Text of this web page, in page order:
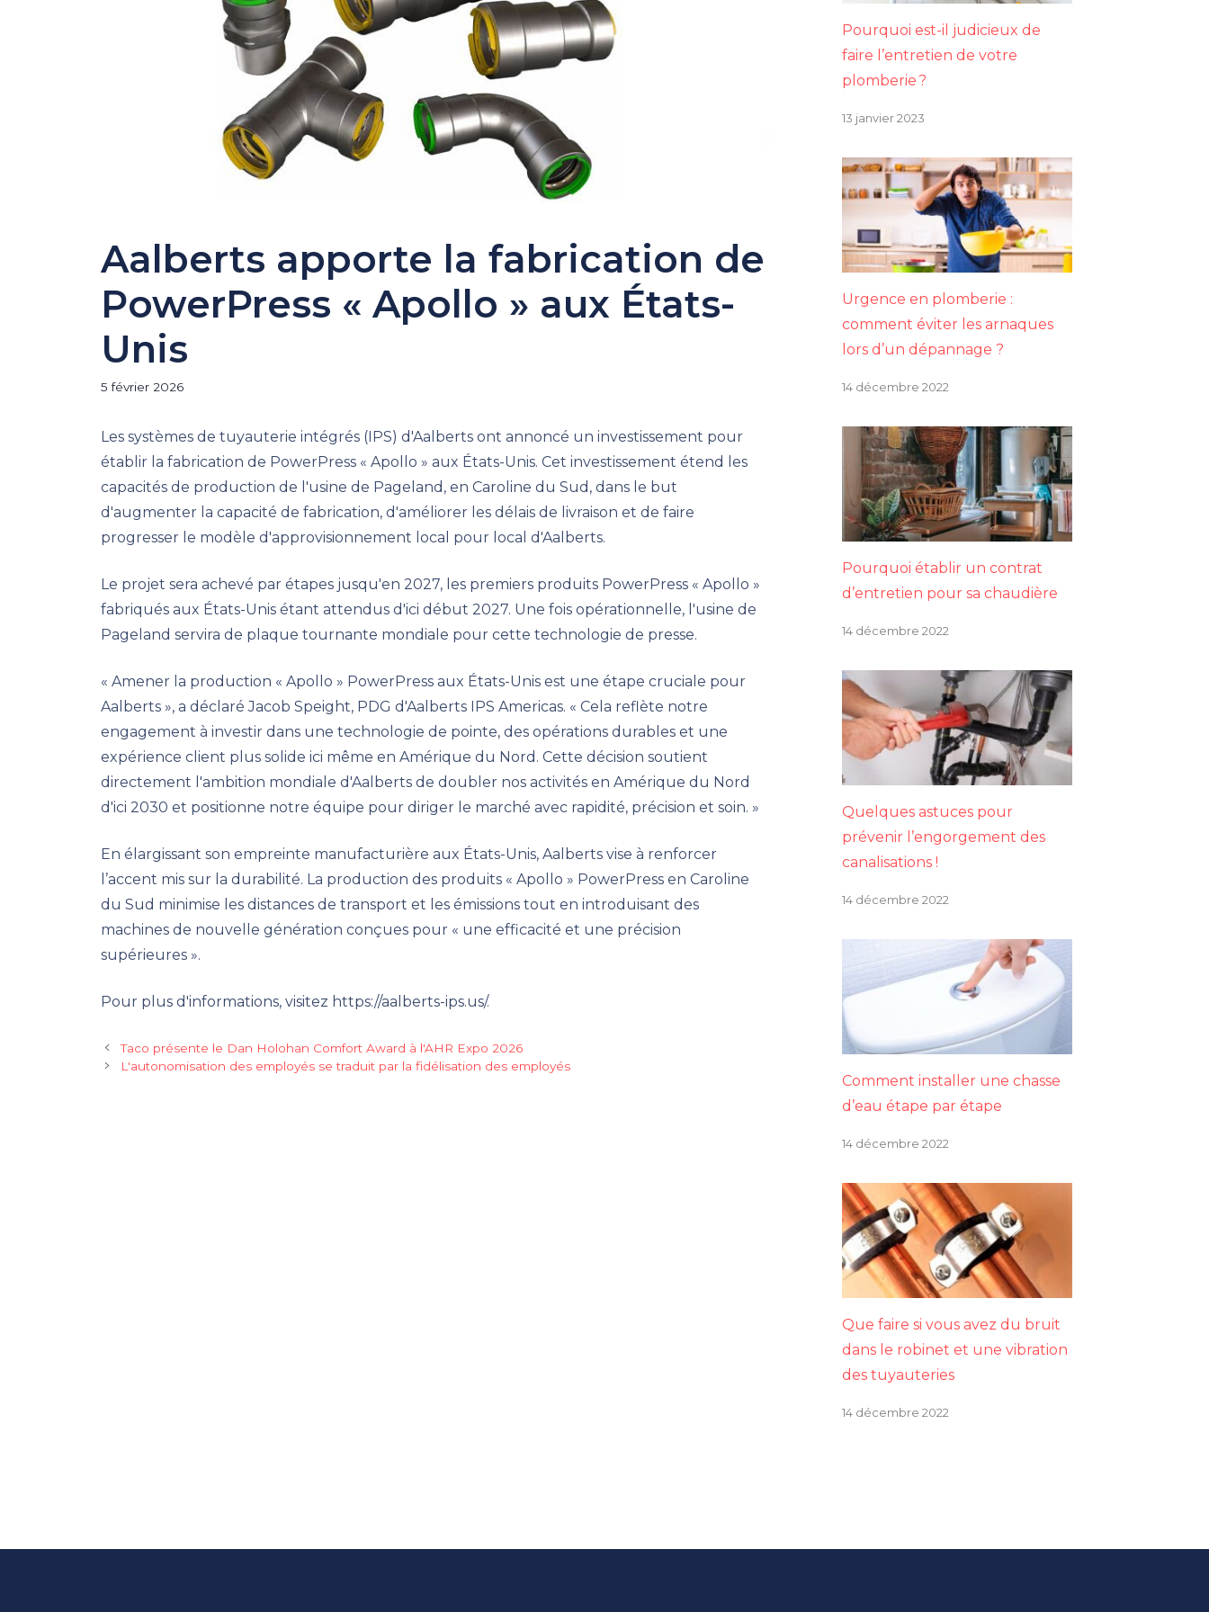
Aalberts apporte la fabrication de
PowerPress « Apollo » aux États-
Unis
5 février 2026
Les systèmes de tuyauterie intégrés (IPS) d'Aalberts ont annoncé un investissement pour
établir la fabrication de PowerPress « Apollo » aux États-Unis. Cet investissement étend les
capacités de production de l'usine de Pageland, en Caroline du Sud, dans le but
d'augmenter la capacité de fabrication, d'améliorer les délais de livraison et de faire
progresser le modèle d'approvisionnement local pour local d'Aalberts.
Le projet sera achevé par étapes jusqu'en 2027, les premiers produits PowerPress « Apollo »
fabriqués aux États-Unis étant attendus d'ici début 2027. Une fois opérationnelle, l'usine de
Pageland servira de plaque tournante mondiale pour cette technologie de presse.
« Amener la production « Apollo » PowerPress aux États-Unis est une étape cruciale pour
Aalberts », a déclaré Jacob Speight, PDG d'Aalberts IPS Americas. « Cela reflète notre
engagement à investir dans une technologie de pointe, des opérations durables et une
expérience client plus solide ici même en Amérique du Nord. Cette décision soutient
directement l'ambition mondiale d'Aalberts de doubler nos activités en Amérique du Nord
d'ici 2030 et positionne notre équipe pour diriger le marché avec rapidité, précision et soin. »
En élargissant son empreinte manufacturière aux États-Unis, Aalberts vise à renforcer
l’accent mis sur la durabilité. La production des produits « Apollo » PowerPress en Caroline
du Sud minimise les distances de transport et les émissions tout en introduisant des
machines de nouvelle génération conçues pour « une efficacité et une précision
supérieures ».
Pour plus d'informations, visitez https://aalberts-ips.us/.
Taco présente le Dan Holohan Comfort Award à l'AHR Expo 2026
L'autonomisation des employés se traduit par la fidélisation des employés
Pourquoi est-il judicieux de
faire l’entretien de votre
plomberie ?
13 janvier 2023
Urgence en plomberie :
comment éviter les arnaques
lors d’un dépannage ?
14 décembre 2022
Pourquoi établir un contrat
d’entretien pour sa chaudière
14 décembre 2022
Quelques astuces pour
prévenir l’engorgement des
canalisations !
14 décembre 2022
Comment installer une chasse
d’eau étape par étape
14 décembre 2022
Que faire si vous avez du bruit
dans le robinet et une vibration
des tuyauteries
14 décembre 2022